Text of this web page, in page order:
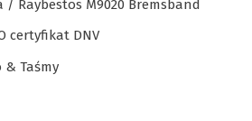
Raybestos M9020 Bremsband
certyfikat DNV
& Taśmy